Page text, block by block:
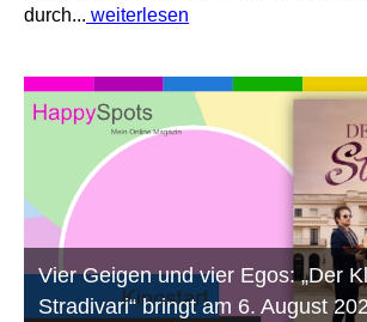
durch... weiterlesen
Vier Geigen und vier Egos: „Der
Stradivari“ bringt am 6. August